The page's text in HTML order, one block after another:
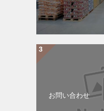
お問い合わせ